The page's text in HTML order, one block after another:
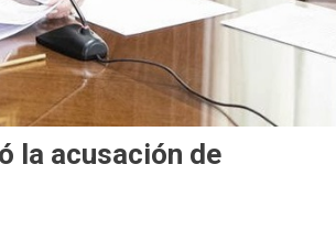
la acusación de